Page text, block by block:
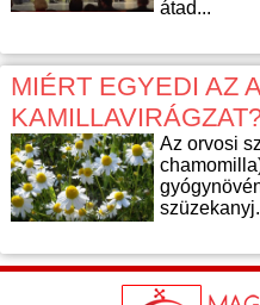
átad...
MIÉRT EGYEDI AZ
Az orvosi